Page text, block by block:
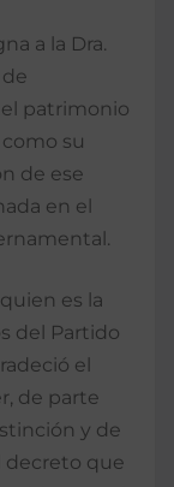
a la Dra.
patrimonio
su
de ese
en el
es la
del Partido
el
de parte
y de
decreto que